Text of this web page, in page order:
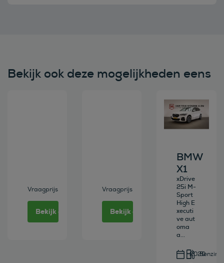
Bekijk ook deze mogelijkheden eens
Vraagprijs
Bekijk deze auto
Vraagprijs
Bekijk deze auto
Bekijk deze
BMW
X1
xDrive
25i M-
Sport
High E
xecuti
ve aut
oma
a...
2020Benzine